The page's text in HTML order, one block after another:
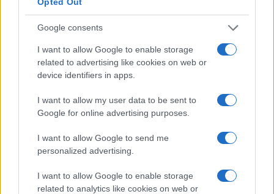
Google consents
I want to allow Google to enable storage
related to advertising like cookies on web or
device identifiers in apps.
I want to allow my user data to be sent to
Google for online advertising purposes.
I want to allow Google to send me
personalized advertising.
I want to allow Google to enable storage
related to analytics like cookies on web or
Dimitris Papastergiou
Minister of Digital Governance
Alexandra Palli
Deputy Regional Governor for
Entrepreneurship & European
Programming in Attica
Attica Region